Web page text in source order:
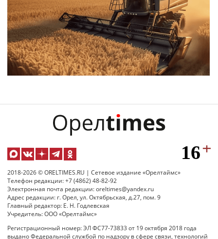
2018-2026 © ORELTIMES.RU | Сетевое издание «Орелтаймс»
Телефон редакции: +7 (4862) 48-82-92
Электронная почта редакции: oreltimes@yandex.ru
Адрес редакции: г. Орел, ул. Октябрьская, д.27, пом. 9
Главный редактор: Е. Н. Годлевская
Учредитель: ООО «Орелтаймс»
Регистрационный номер: ЭЛ ФС77-73833 от 19 октября 2018 года
выдано Федеральной службой по надзору в сфере связи, технологий